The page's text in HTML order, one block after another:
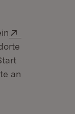
an